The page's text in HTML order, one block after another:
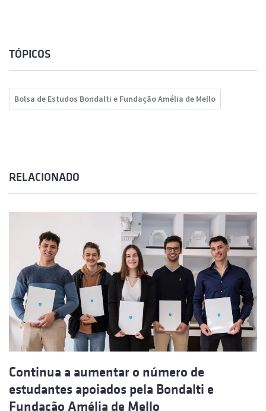
TÓPICOS
Bolsa de Estudos Bondalti e Fundação Amélia de Mello
RELACIONADO
Continua a aumentar o número de
estudantes apoiados pela Bondalti e
Fundação Amélia de Mello